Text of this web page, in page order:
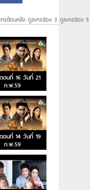
รย้อนหลัง ดูละครช่อง 3 ดูละครช่อง
อนที่ 16 วันที่ 21
ก.พ.59
อนที่ 14 วันที่ 19
ก.พ.59